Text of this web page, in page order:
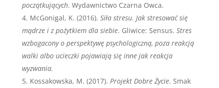
początkujących. Wydawnictwo Czarna Owca.
McGonigal, K. (2016). Siła stresu. Jak stresować się
mądrze i z pożytkiem dla siebie. Gliwice: Sensus. Stres
wzbogacony o perspektywę psychologiczną, poza reakcją
walki albo ucieczki pojawiają się inne jak reakcja
wyzwania.
Kossakowska, M. (2017). Projekt Dobre Życie. Smak